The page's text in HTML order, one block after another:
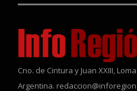
Cno. de Cintura y Juan XXIII,
Argentina.